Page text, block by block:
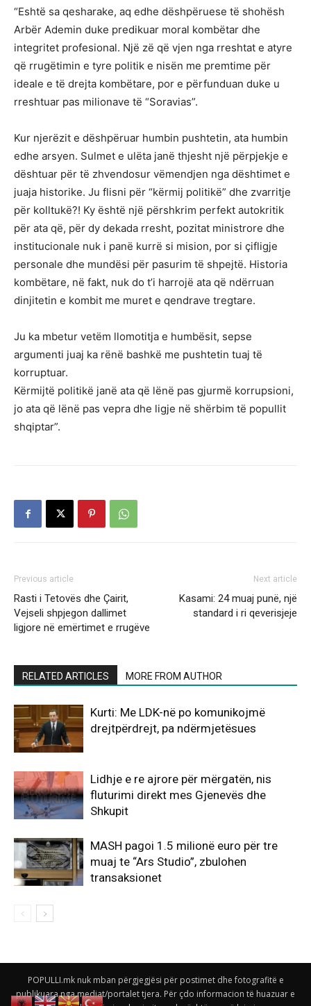
“Eshtë sa qesharake, aq edhe dëshpëruese të shohësh
Arbër Ademin duke predikuar moral kombëtar dhe
integritet profesional. Një zë që vjen nga rreshtat e atyre
që rrugëtimin e tyre politik e nisën me premtime për
ideale e të drejta kombëtare, por e përfunduan duke u
rreshtuar pas milionave të “Soravias”.
Kur njerëzit e dëshpëruar humbin pushtetin, ata humbin
edhe arsyen. Sulmet e ulëta janë thjesht një përpjekje e
dështuar për të zhvendosur vëmendjen nga dështimet e
juaja historike. Ju flisni për “kërmij politikë” dhe zvarritje
për kolltukë?! Ky është një përshkrim perfekt autokritik
për ata që, për dy dekada rresht, pozitat ministrore dhe
institucionale nuk i panë kurrë si mision, por si çifligje
personale dhe mundësi për pasurim të shpejtë. Historia
kombëtare, në fakt, nuk do t’i harrojë ata që ndërruan
dinjitetin e kombit me muret e qendrave tregtare.
Ju ka mbetur vetëm llomotitja e humbësit, sepse
argumenti juaj ka rënë bashkë me pushtetin tuaj të
korruptuar.
Kërmijtë politikë janë ata që lënë pas gjurmë korrupsioni,
jo ata që lënë pas vepra dhe ligje në shërbim të popullit
shqiptar”.
Previous article
Rasti i Tetovës dhe Çairit,
Vejseli shpjegon dallimet
ligjore në emërtimet e rrugëve
Next article
Kasami: 24 muaj punë, një
standard i ri qeverisjeje
RELATED ARTICLES MORE FROM AUTHOR
Kurti: Me LDK-në po komunikojmë
drejtpërdrejt, pa ndërmjetësues
Lidhje e re ajrore për mërgatën, nis
fluturimi direkt mes Gjenevës dhe
Shkupit
MASH pagoi 1.5 milionë euro për tre
muaj te “Ars Studio”, zbulohen
transaksionet
POPULLI.mk nuk mban përgjegjësi për postimet dhe fotografitë e
publikuara nga mediat/portalet tjera. Për çdo informacion të huazuar e